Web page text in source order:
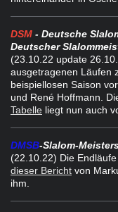
DSM - Deutsche
Deutscher
(23.10.22 update
ausgetragenen Läufen
beispiellosen Saison
und René Hoffmann.
Tabelle liegt nun auch
DMSB-Slalom-
(22.10.22) Die
dieser Bericht von
ihm.